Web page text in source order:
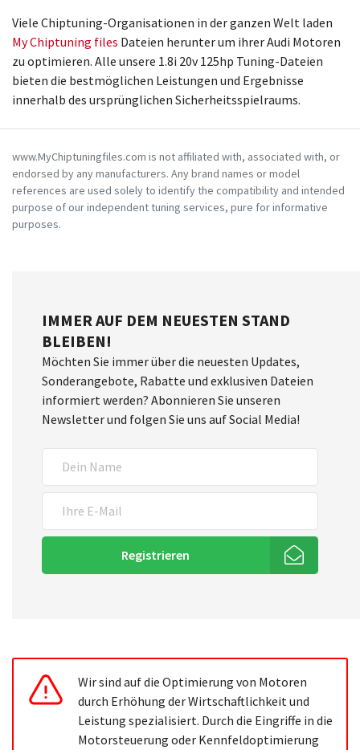
Viele Chiptuning-Organisationen in der ganzen Welt laden
My Chiptuning files Dateien herunter um ihrer Audi Motoren
zu optimieren. Alle unsere 1.8i 20v 125hp Tuning-Dateien
bieten die bestmöglichen Leistungen und Ergebnisse
innerhalb des ursprünglichen Sicherheitsspielraums.
www.MyChiptuningfiles.com is not affiliated with, associated with, or
endorsed by any manufacturers. Any brand names or model
references are used solely to identify the compatibility and intended
purpose of our independent tuning services, pure for informative
purposes.
IMMER AUF DEM NEUESTEN STAND
BLEIBEN!
Möchten Sie immer über die neuesten Updates,
Sonderangebote, Rabatte und exklusiven Dateien
informiert werden? Abonnieren Sie unseren
Newsletter und folgen Sie uns auf Social Media!
Registrieren
Wir sind auf die Optimierung von Motoren
durch Erhöhung der Wirtschaftlichkeit und
Leistung spezialisiert. Durch die Eingriffe in die
Motorsteuerung oder Kennfeldoptimierung